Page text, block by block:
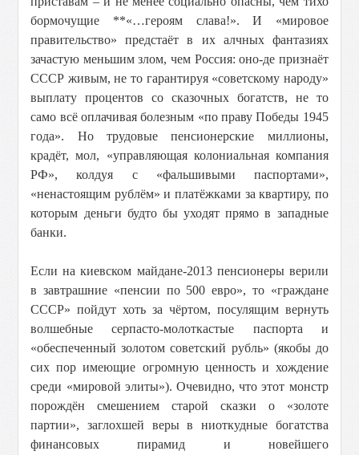
бормочущие **«…героям слава!». И «мировое
правительство» предстаёт в их алчных фантазиях
зачастую меньшим злом, чем Россия: оно-де признаёт
СССР живым, не то гарантируя «советскому народу»
выплату процентов со сказочных богатств, не то
само всё оплачивая болезным «по праву Победы 1945
года». Но трудовые пенсионерские миллионы,
крадёт, мол, «управляющая колониальная компания
РФ», колдуя с «фальшивыми паспортами»,
«ненастоящим рублём» и платёжками за квартиру, по
которым деньги будто бы уходят прямо в западные
банки.
Если на киевском майдане-2013 пенсионеры верили
в завтрашние «пенсии по 500 евро», то «граждане
СССР» пойдут хоть за чёртом, посулящим вернуть
волшебные серпасто-молоткастые паспорта и
«обеспеченный золотом советский рубль» (якобы до
сих пор имеющие огромную ценность и хождение
среди «мировой элиты»). Очевидно, что этот монстр
порождён смешением старой сказки о «золоте
партии», заглохшей веры в ниоткудные богатства
финансовых пирамид и новейшего